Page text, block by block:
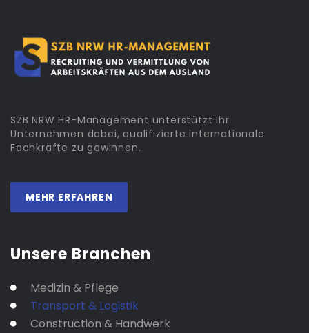
SZB NRW HR-Management unterstützt Ihr
Unternehmen dabei, qualifizierte internationale
Fachkräfte zu gewinnen.
MEHR ERFAHREN
Unsere Branchen
Medizin & Pflege
Transport & Logistik
Construction & Handwerk